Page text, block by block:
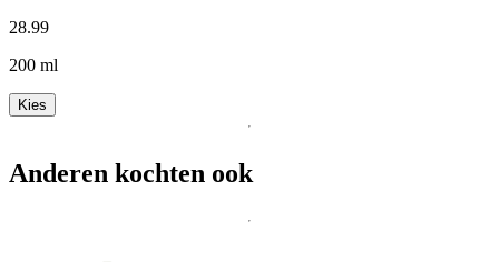
28.99
200 ml
Kies
Anderen kochten ook